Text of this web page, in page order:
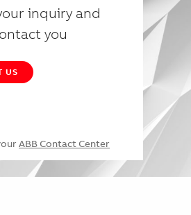
inquiry and
you
US
ABB Contact Center